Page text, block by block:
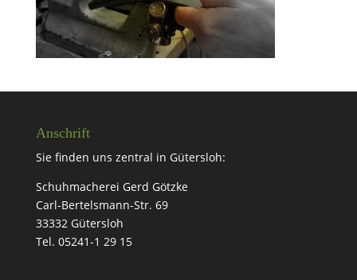
Anschrift
Sie finden uns zentral in Gütersloh:
Schuhmacherei Gerd Götzke
Carl-Bertelsmann-Str. 69
33332 Gütersloh
Tel. 05241-1 29 15